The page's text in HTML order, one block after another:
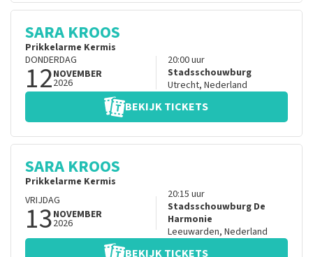
SARA KROOS
Prikkelarme Kermis
DONDERDAG
12NOVEMBER
2026
20:00uur
Stadsschouwburg
Utrecht, Nederland
BEKIJK TICKETS
SARA KROOS
Prikkelarme Kermis
VRIJDAG
13NOVEMBER
2026
20:15 uur
Stadsschouwburg De
Harmonie
Leeuwarden, Nederland
BEKIJK TICKETS